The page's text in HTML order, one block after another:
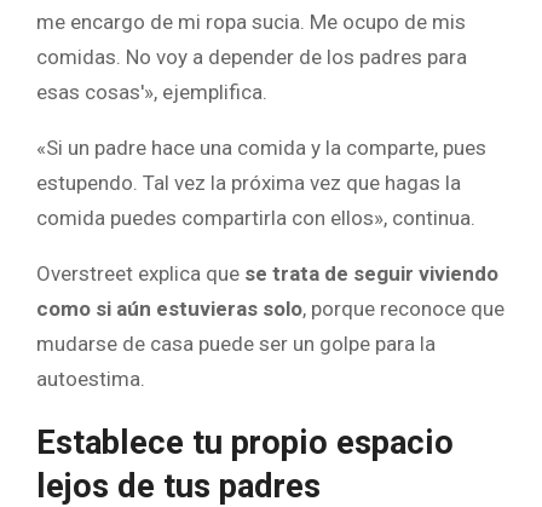
me encargo de mi ropa sucia. Me ocupo de mis
comidas. No voy a depender de los padres para
esas cosas'», ejemplifica.
«Si un padre hace una comida y la comparte, pues
estupendo. Tal vez la próxima vez que hagas la
comida puedes compartirla con ellos», continua.
Overstreet explica que se trata de seguir viviendo
como si aún estuvieras solo, porque reconoce que
mudarse de casa puede ser un golpe para la
autoestima.
Establece tu propio espacio
lejos de tus padres